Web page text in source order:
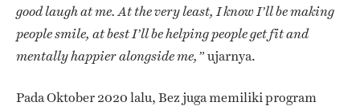
good laugh at me. At the very least, I know I’ll be making
people smile, at best I’ll be helping people get fit and
mentally happier alongside me,” ujarnya.
Pada Oktober 2020 lalu, Bez juga memiliki program